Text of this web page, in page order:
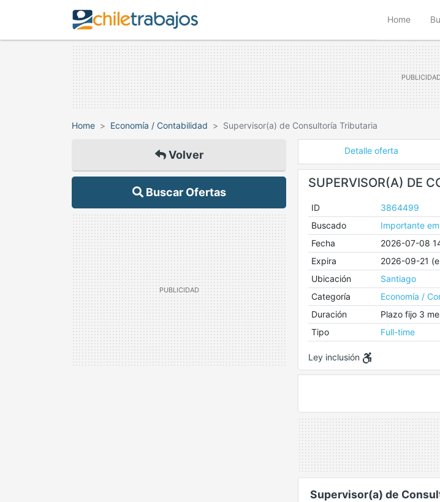
Home
Home Economía / Contabilidad Supervisor(a) de Consultoría Tributaria
Volver
Buscar Ofertas
Detalle oferta
SUPERVISOR(A) DE
ID
3864499
Buscado
Importante
Fecha
2026-07-08
Expira
2026-09-21
Ubicación
Santiago
Categoría
Economía /
Duración
Plazo fijo 3
Tipo
Full-time
Ley inclusión
Supervisor(a) de